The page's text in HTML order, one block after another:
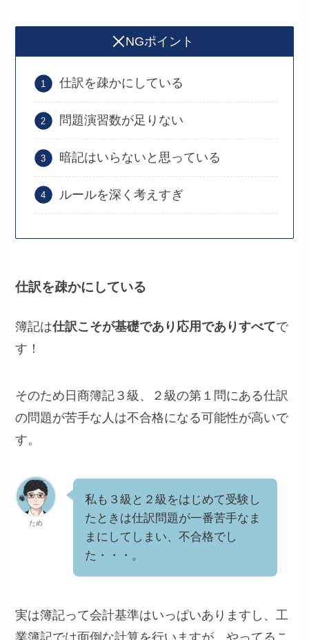
NGポイント
仕訳を疎かにしている
問題演習数が足りない
暗記はいらないと思っている
ルールを深く考えすぎ
仕訳を疎かにしている
簿記は仕訳こそが基礎であり応用でありすべてで
す！
そのため日商簿記３級、２級の第１問にある仕訳
の問題が苦手な人は不合格になる可能性が高いで
す。
ため
私も３級と２級をはじめて受験し
たときは仕訳問題が一番苦手なま
まにしてしまい、不合格でし
た・・・。
実は簿記って会計基準はいっぱいありますし、工
業簿記では面倒な計算を行いますが、やってるこ